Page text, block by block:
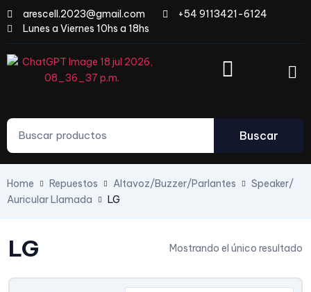
arescell.2023@gmail.com
+54 9113421-6124
Lunes a Viernes 10hs a 18hs
Buscar
Home Repuestos Altavoz/Buzzer/Parlantes
Speaker/
Auricular Llamada
LG
LG Mostrando el único resultado